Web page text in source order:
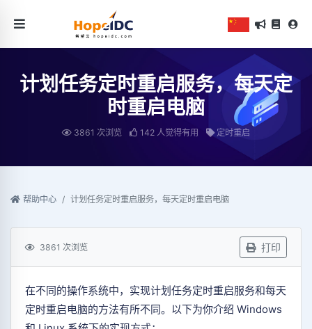
计划任务定时重启服务，每天定
时重启电脑
3861 次浏览 142 人觉得有用 定时重启
帮助中心 计划任务定时重启服务，每天定时重启电脑
3861 次浏览 打印
在不同的操作系统中，实现计划任务定时重启服务和每天
定时重启电脑的方法有所不同。以下为你介绍 Windows